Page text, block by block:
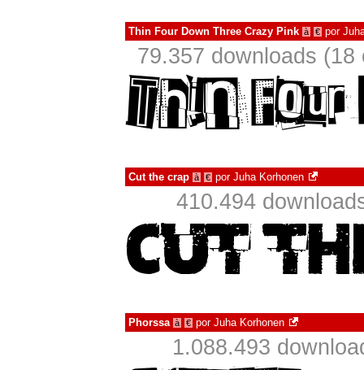
Thin Four Down Three Crazy Pink à € por
79.357 downloads (18
Cut the crap à € por Juha Korhonen
410.494
Phorssa à € por Juha Korhonen
1.088.493